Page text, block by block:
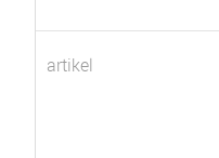
artikel